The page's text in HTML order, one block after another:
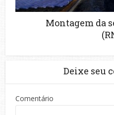
Montagem da
Deixe seu
Comentário